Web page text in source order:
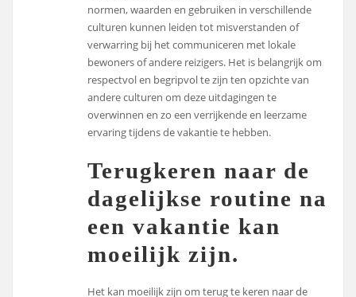
normen, waarden en gebruiken in verschillende
culturen kunnen leiden tot misverstanden of
verwarring bij het communiceren met lokale
bewoners of andere reizigers. Het is belangrijk om
respectvol en begripvol te zijn ten opzichte van
andere culturen om deze uitdagingen te
overwinnen en zo een verrijkende en leerzame
ervaring tijdens de vakantie te hebben.
Terugkeren naar de
dagelijkse routine na
een vakantie kan
moeilijk zijn.
Het kan moeilijk zijn om terug te keren naar de